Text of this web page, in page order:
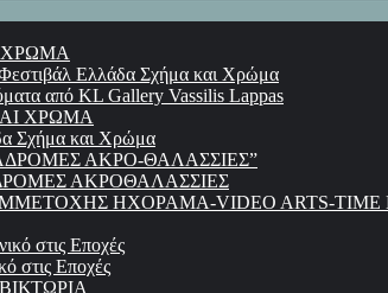
Ελλάδα Σχήμα και Χρώμα
από KL Gallery Vassilis Lappas
ΧΡΩΜΑ
Σχήμα και Χρώμα
ΑΚΡΟ-ΘΑΛΑΣΣΙΕΣ”
ΑΚΡΟΘΑΛΑΣΣΙΕΣ
ΗΧΟΡΑΜΑ-VIDEO ARTS-TIME
στις Εποχές
στις Εποχές